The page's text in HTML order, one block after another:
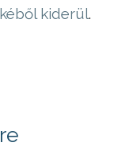
kiderül.